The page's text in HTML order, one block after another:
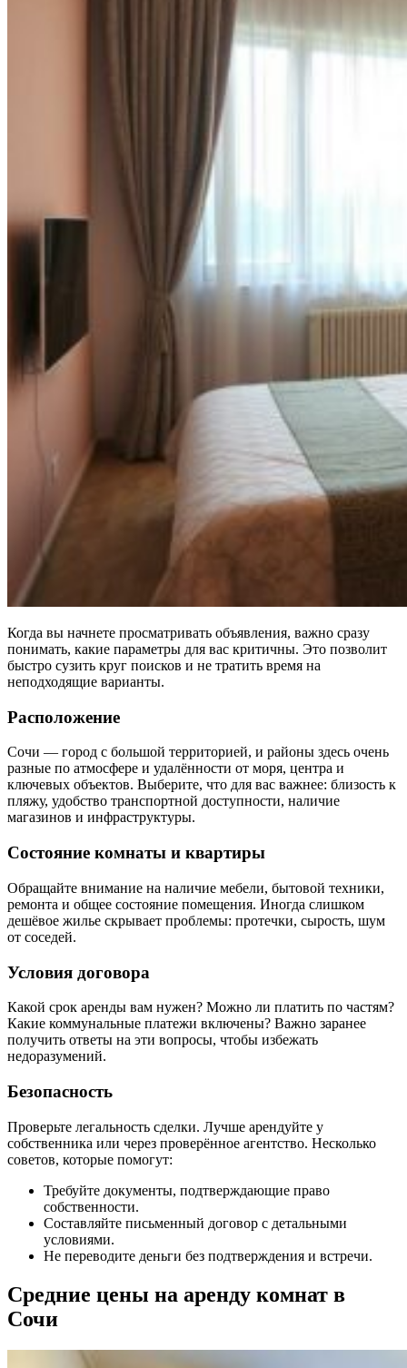
Когда вы начнете просматривать объявления, важно сразу
понимать, какие параметры для вас критичны. Это позволит
быстро сузить круг поисков и не тратить время на
неподходящие варианты.
Расположение
Сочи — город с большой территорией, и районы здесь очень
разные по атмосфере и удалённости от моря, центра и
ключевых объектов. Выберите, что для вас важнее: близость к
пляжу, удобство транспортной доступности, наличие
магазинов и инфраструктуры.
Состояние комнаты и квартиры
Обращайте внимание на наличие мебели, бытовой техники,
ремонта и общее состояние помещения. Иногда слишком
дешёвое жилье скрывает проблемы: протечки, сырость, шум
от соседей.
Условия договора
Какой срок аренды вам нужен? Можно ли платить по частям?
Какие коммунальные платежи включены? Важно заранее
получить ответы на эти вопросы, чтобы избежать
недоразумений.
Безопасность
Проверьте легальность сделки. Лучше арендуйте у
собственника или через проверённое агентство. Несколько
советов, которые помогут:
Требуйте документы, подтверждающие право
собственности.
Составляйте письменный договор с детальными
условиями.
Не переводите деньги без подтверждения и встречи.
Средние цены на аренду комнат в
Сочи